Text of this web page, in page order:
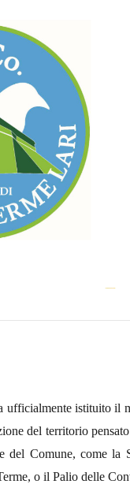
ufficialmente istituito il
del territorio
del Comune, come la
o il Palio delle